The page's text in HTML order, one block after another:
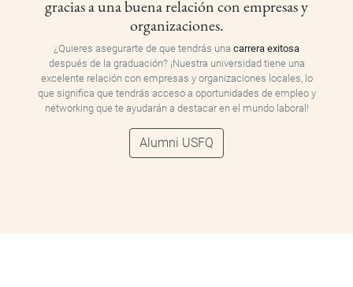
gracias a una buena relación con empresas y
organizaciones.
¿Quieres asegurarte de que tendrás una carrera exitosa
después de la graduación? ¡Nuestra universidad tiene una
excelente relación con empresas y organizaciones locales, lo
que significa que tendrás acceso a oportunidades de empleo y
networking que te ayudarán a destacar en el mundo laboral!
Alumni USFQ